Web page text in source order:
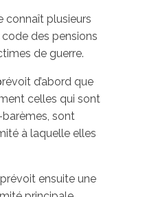
connaît plusieurs
des pensions
de guerre.
révoit d’abord que
celles qui sont
sont
à laquelle elles
prévoit ensuite une